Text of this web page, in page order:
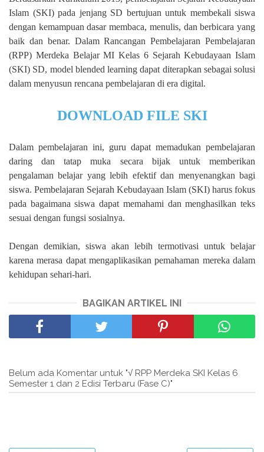
Islam (SKI) pada jenjang SD bertujuan untuk membekali siswa
dengan kemampuan dasar membaca, menulis, dan berbicara yang
baik dan benar. Dalam Rancangan Pembelajaran Pembelajaran
(RPP) Merdeka Belajar MI Kelas 6 Sejarah Kebudayaan Islam
(SKI) SD, model blended learning dapat diterapkan sebagai solusi
dalam menyusun rencana pembelajaran di era digital.
DOWNLOAD FILE SKI
Dalam pembelajaran ini, guru dapat memadukan pembelajaran
daring dan tatap muka secara bijak untuk memberikan
pengalaman belajar yang lebih efektif dan menyenangkan bagi
siswa. Pembelajaran Sejarah Kebudayaan Islam (SKI) harus fokus
pada bagaimana siswa dapat memahami dan menghasilkan teks
sesuai dengan fungsi sosialnya.
Dengan demikian, siswa akan lebih termotivasi untuk belajar
karena merasa dapat mengaplikasikan pemahaman mereka dalam
kehidupan sehari-hari.
BAGIKAN ARTIKEL INI
Belum ada Komentar untuk "√ RPP Merdeka SKI Kelas 6
Semester 1 dan 2 Edisi Terbaru (Fase C)"